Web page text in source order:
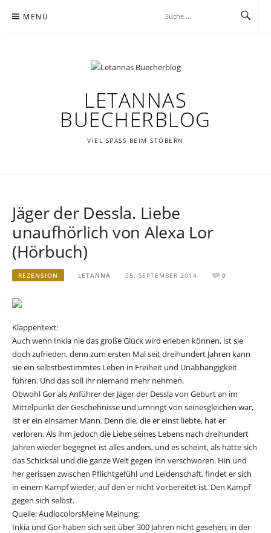
Inhalt MENÜ
LETANNAS
BUECHERBLOG
VIEL SPASS BEIM STÖBERN
Jäger der Dessla. Liebe
unaufhörlich von Alexa Lor
(Hörbuch)
REZENSION LETANNA 25. SEPTEMBER 2014 0
Klappentext:
Auch wenn Inkia nie das große Glück wird erleben können, ist sie
doch zufrieden, denn zum ersten Mal seit dreihundert Jahren kann
sie ein selbstbestimmtes Leben in Freiheit und Unabhängigkeit
führen. Und das soll ihr niemand mehr nehmen.
Obwohl Gor als Anführer der Jäger der Dessla von Geburt an im
Mittelpunkt der Geschehnisse und umringt von seinesgleichen war,
ist er ein einsamer Mann. Denn die, die er einst liebte, hat er
verloren. Als ihm jedoch die Liebe seines Lebens nach dreihundert
Jahren wieder begegnet ist alles anders, und es scheint, als hätte sich
das Schicksal und die ganze Welt gegen ihn verschworen. Hin und
her gerissen zwischen Pflichtgefühl und Leidenschaft, findet er sich
in einem Kampf wieder, auf den er nicht vorbereitet ist. Den Kampf
gegen sich selbst.
Quelle: AudiocolorsMeine Meinung:
Inkia und Gor haben sich seit über 300 Jahren nicht gesehen, in der